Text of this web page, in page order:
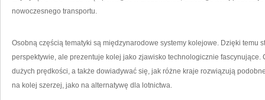
nowoczesnego transportu.
Osobną częścią tematyki są międzynarodowe systemy kolejowe. Dzięki temu
perspektywie, ale prezentuje kolej jako zjawisko technologicznie
dużych prędkości, a także dowiadywać się, jak różne kraje rozwiązują
na kolej szerzej, jako na alternatywę dla lotnictwa.